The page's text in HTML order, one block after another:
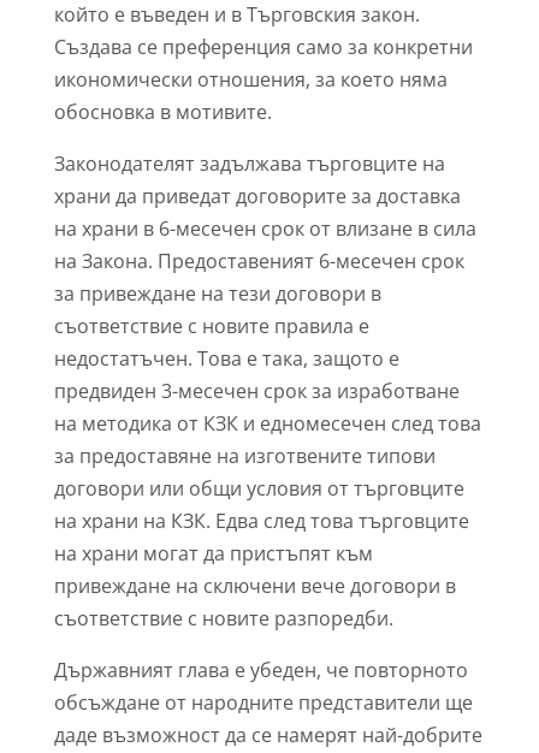
който е въведен и в Търговския закон.
Създава се преференция само за конкретни
икономически отношения, за което няма
обосновка в мотивите.
Законодателят задължава търговците на
храни да приведат договорите за доставка
на храни в 6-месечен срок от влизане в сила
на Закона. Предоставеният 6-месечен срок
за привеждане на тези договори в
съответствие с новите правила е
недостатъчен. Това е така, защото е
предвиден 3-месечен срок за изработване
на методика от КЗК и едномесечен след това
за предоставяне на изготвените типови
договори или общи условия от търговците
на храни на КЗК. Едва след това търговците
на храни могат да пристъпят към
привеждане на сключени вече договори в
съответствие с новите разпоредби.
Държавният глава е убеден, че повторното
обсъждане от народните представители ще
даде възможност да се намерят най-добрите